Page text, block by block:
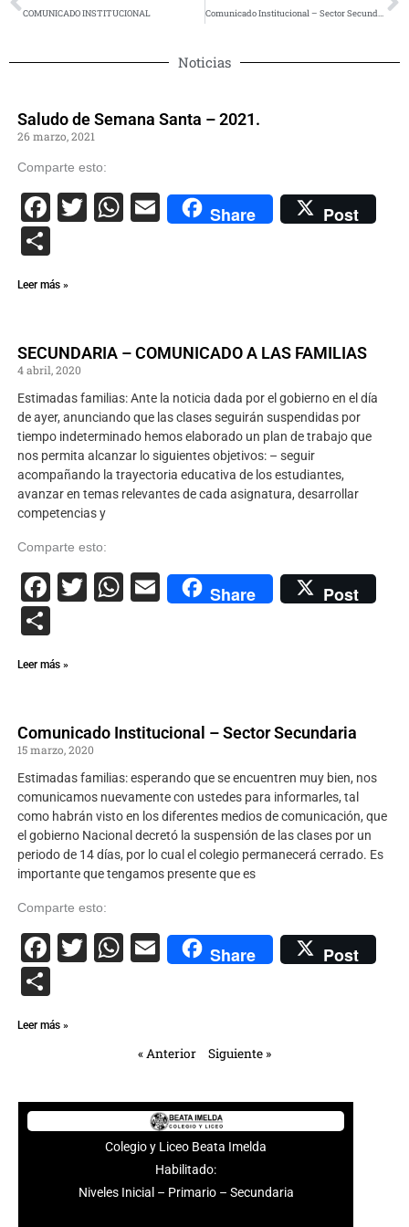
COMUNICADO INSTITUCIONAL Comunicado Institucional – Sector Secundaria
Noticias
Saludo de Semana Santa – 2021.
26 marzo, 2021
Comparte esto:
Facebook
TwitterWhatsApp
EmailShare Post
Leer más »
SECUNDARIA – COMUNICADO A LAS FAMILIAS
4 abril, 2020
Estimadas familias: Ante la noticia dada por el gobierno en el día
de ayer, anunciando que las clases seguirán suspendidas por
tiempo indeterminado hemos elaborado un plan de trabajo que
nos permita alcanzar lo siguientes objetivos: – seguir
acompañando la trayectoria educativa de los estudiantes,
avanzar en temas relevantes de cada asignatura, desarrollar
competencias y
Comparte esto:
Facebook
TwitterWhatsApp
EmailShare Post
Leer más »
Comunicado Institucional – Sector Secundaria
15 marzo, 2020
Estimadas familias: esperando que se encuentren muy bien, nos
comunicamos nuevamente con ustedes para informarles, tal
como habrán visto en los diferentes medios de comunicación, que
el gobierno Nacional decretó la suspensión de las clases por un
periodo de 14 días, por lo cual el colegio permanecerá cerrado. Es
importante que tengamos presente que es
Comparte esto:
Facebook
TwitterWhatsApp
EmailShare Post
Leer más »
« Anterior Siguiente »
Colegio y Liceo Beata Imelda
Habilitado:
Niveles Inicial – Primario – Secundaria